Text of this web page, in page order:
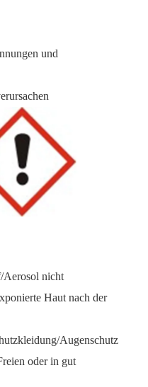
und
Aerosol nicht
Haut nach der
Augenschutz
oder in gut